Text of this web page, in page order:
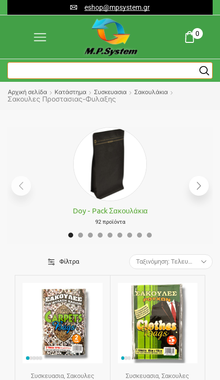
eshop@mpsystem.gr
0
Αρχική σελίδα Κατάστημα Συσκευασια Σακουλάκια
Σακουλες Προστασιας-Φυλαξης
Doy - Pack Σακουλάκια
92 προϊόντα
Φίλτρα
Συσκευασια, Σακουλες
Συσκευασια ,Σακουλες